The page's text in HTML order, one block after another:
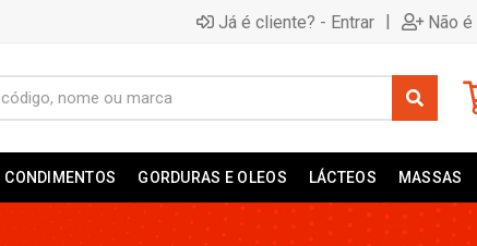
Já é cliente? - Entrar | Não
CONDIMENTOS GORDURAS E OLEOS LÁCTEOS MASSAS